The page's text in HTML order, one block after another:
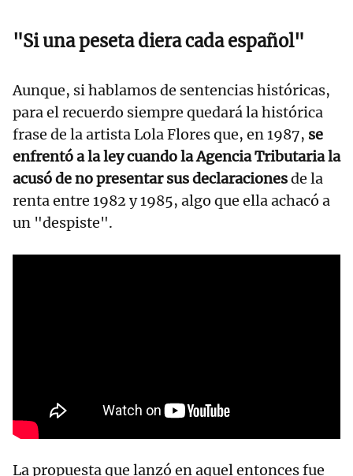
"Si una peseta diera cada español"
Aunque, si hablamos de sentencias históricas,
para el recuerdo siempre quedará la histórica
frase de la artista Lola Flores que, en 1987, se
enfrentó a la ley cuando la Agencia Tributaria la
acusó de no presentar sus declaracionesde la
renta entre 1982 y 1985, algo que ella achacó a
un "despiste".
La propuesta que lanzó en aquel entonces fue